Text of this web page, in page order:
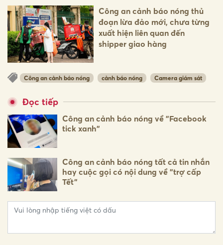
Công an cảnh báo nóng thủ
đoạn lừa đảo mới, chưa từng
xuất hiện liên quan đến
shipper giao hàng
Công an cảnh báo nóng cảnh báo nóng Camera giám sát
Đọc tiếp
Công an cảnh báo nóng về "Facebook
tick xanh"
Công an cảnh báo nóng tất cả tin nhắn
hay cuộc gọi có nội dung về "trợ cấp
Tết"